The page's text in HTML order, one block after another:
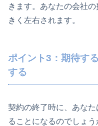
きます。あなたの会社
きく左右されます。
ポイント3：期待す
する
契約の終了時に、あな
ることになるのでしょ